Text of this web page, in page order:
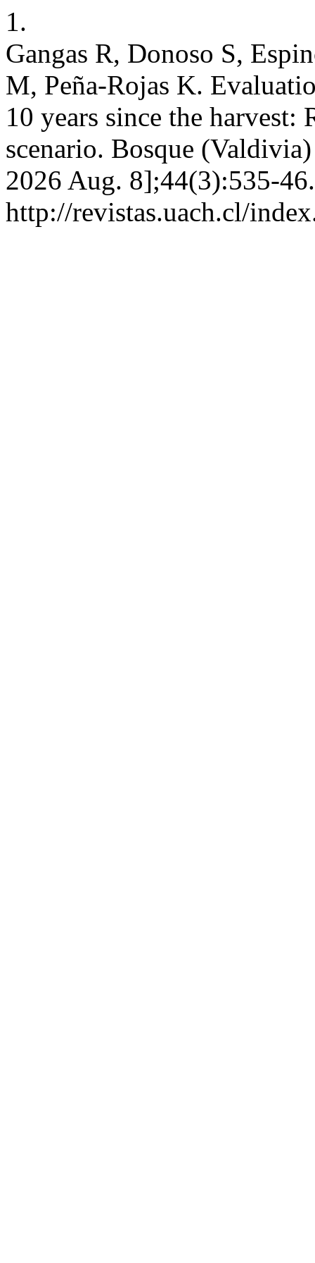
1.
Gangas R, Donoso S,
M, Peña-Rojas K.
10 years since the harvest:
scenario. Bosque
2026 Aug. 8];44(3):535-
http://revistas.uach.cl/